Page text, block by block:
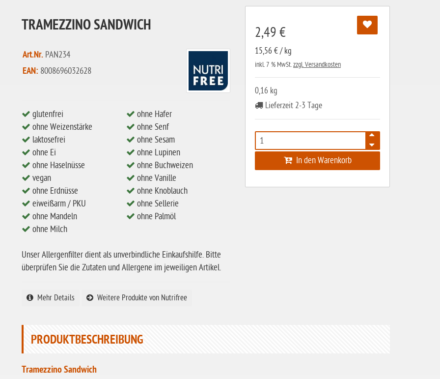
2,49 €
15,56 € / kg
inkl. 7 % MwSt.zzgl. Versandkosten
0,16 kg
Lieferzeit 2-3 Tage
In den Warenkorb
TRAMEZZINO SANDWICH
Art.Nr. PAN234
EAN: 8008696032628
glutenfrei
ohne Weizenstärke
laktosefrei
ohne Ei
ohne Haselnüsse
vegan
ohne Erdnüsse
eiweißarm / PKU
ohne Mandeln
ohne Milch
ohne Hafer
ohne Senf
ohne Sesam
ohne Lupinen
ohne Buchweizen
ohne Vanille
ohne Knoblauch
ohne Sellerie
ohne Palmöl
Unser Allergenfilter dient als unverbindliche Einkaufshilfe. Bitte
überprüfen Sie die Zutaten und Allergene im jeweiligen Artikel.
Mehr Details Weitere Produkte von Nutrifree
PRODUKTBESCHREIBUNG
Tramezzino Sandwich